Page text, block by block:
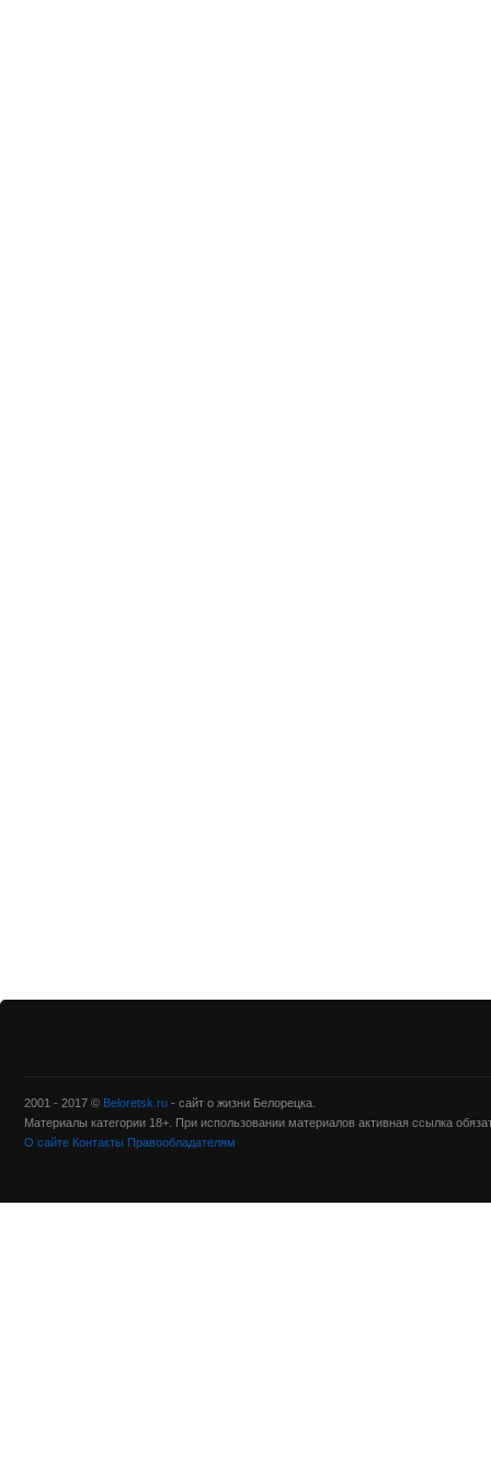
2001 - 2017 © Beloretsk.ru - сайт о жизни Белорецка.
Материалы категории 18+. При использовании материалов активная ссылка
О сайте Контакты Правообладателям